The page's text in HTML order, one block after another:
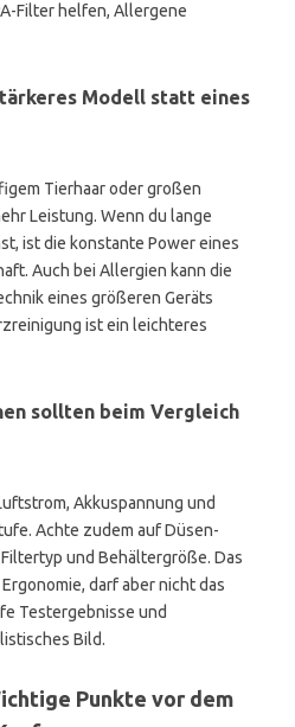
Filter helfen, Allergene
Modell statt eines
Tierhaar oder großen
Leistung. Wenn du lange
ist die konstante Power eines
Auch bei Allergien kann die
eines größeren Geräts
ist ein leichteres
sollten beim Vergleich
Akkuspannung und
Achte zudem auf Düsen-
und Behältergröße. Das
darf aber nicht das
Testergebnisse und
Bild.
Punkte vor dem